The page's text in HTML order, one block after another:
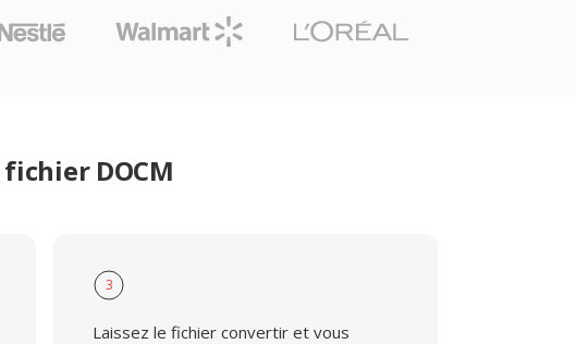
DOCM
3
Laissez le fichier convertir et vous